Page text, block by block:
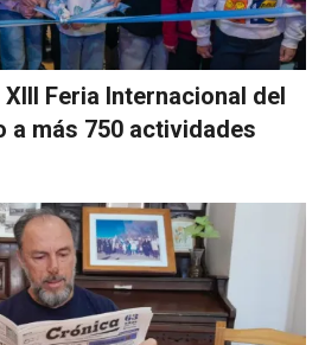
Feria Internacional del
a más 750 actividades